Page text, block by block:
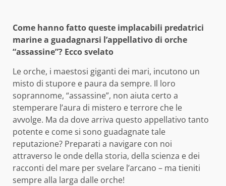
Come hanno fatto queste implacabili predatrici
marine a guadagnarsi l’appellativo di orche
“assassine”? Ecco svelato
Le orche, i maestosi giganti dei mari, incutono un
misto di stupore e paura da sempre. Il loro
soprannome, “assassine”, non aiuta certo a
stemperare l’aura di mistero e terrore che le
avvolge. Ma da dove arriva questo appellativo tanto
potente e come si sono guadagnate tale
reputazione? Preparati a navigare con noi
attraverso le onde della storia, della scienza e dei
racconti del mare per svelare l’arcano – ma tieniti
sempre alla larga dalle orche!